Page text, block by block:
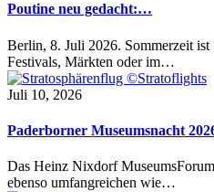
Poutine neu gedacht:…
Berlin, 8. Juli 2026. Sommerzeit
Festivals, Märkten oder im…
Juli 10, 2026
Paderborner Museumsnacht
Das Heinz Nixdorf
ebenso umfangreichen wie…